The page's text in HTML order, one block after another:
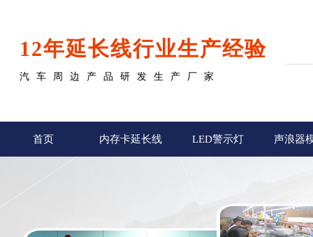
12年延长线行业生产经验
汽车周边产品研发生产厂家
首页 内存卡延长线 LED警示灯 声浪器